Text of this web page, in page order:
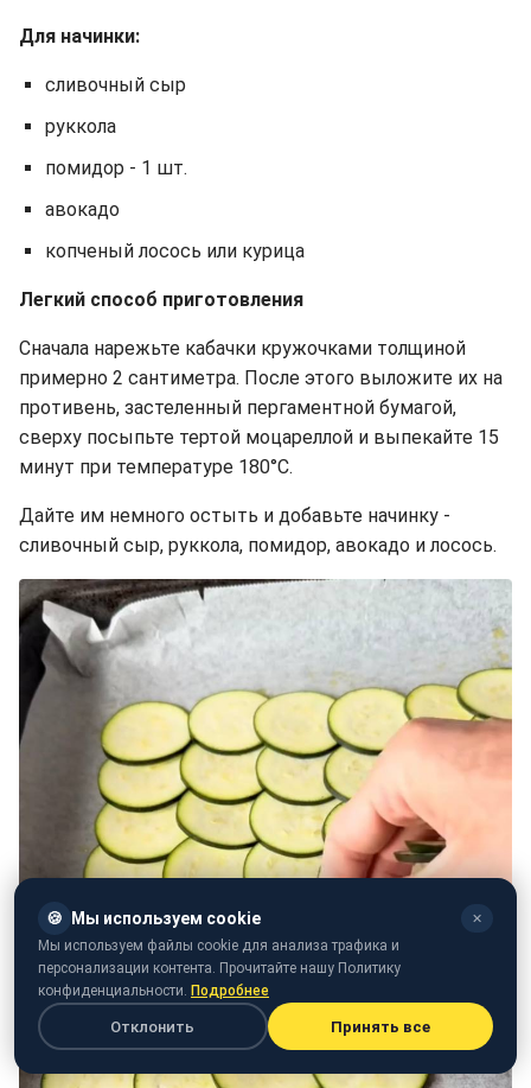
Для начинки:
сливочный сыр
руккола
помидор - 1 шт.
авокадо
копченый лосось или курица
Легкий способ приготовления
Сначала нарежьте кабачки кружочками толщиной
примерно 2 сантиметра. После этого выложите их на
противень, застеленный пергаментной бумагой,
сверху посыпьте тертой моцареллой и выпекайте 15
минут при температуре 180°C.
Дайте им немного остыть и добавьте начинку -
сливочный сыр, руккола, помидор, авокадо и лосось.
🍪 Мы используем cookie ✕
Мы используем файлы cookie для анализа трафика и
персонализации контента. Прочитайте нашу Политику
конфиденциальности. Подробнее
Отклонить Принять все